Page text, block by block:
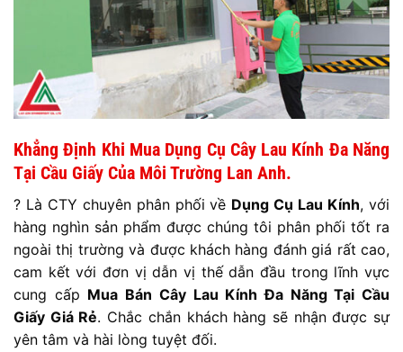
Khẳng Định Khi Mua Dụng Cụ Cây Lau Kính Đa Năng
Tại Cầu Giấy Của Môi Trường Lan Anh.
? Là CTY chuyên phân phối về Dụng Cụ Lau Kính, với
hàng nghìn sản phẩm được chúng tôi phân phối tốt ra
ngoài thị trường và được khách hàng đánh giá rất cao,
cam kết với đơn vị dẫn vị thế dẫn đầu trong lĩnh vực
cung cấp Mua Bán Cây Lau Kính Đa Năng Tại Cầu
Giấy Giá Rẻ. Chắc chắn khách hàng sẽ nhận được sự
yên tâm và hài lòng tuyệt đối.